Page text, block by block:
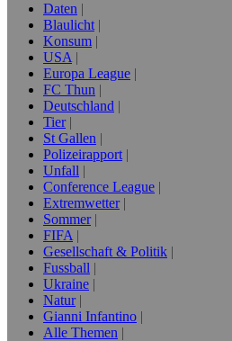
Daten
Blaulicht
Konsum
USA
Europa League
FC Thun
Deutschland
Tier
St Gallen
Polizeirapport
Unfall
Conference League
Extremwetter
Sommer
FIFA
Gesellschaft & Politik
Fussball
Ukraine
Natur
Gianni Infantino
Alle Themen